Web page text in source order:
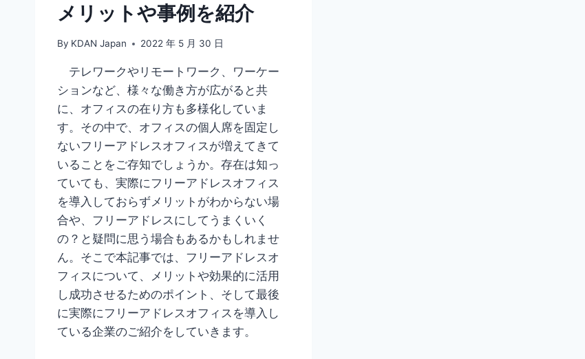
メリットや事例を紹介
By KDAN Japan 2022 年 5 月 30 日
テレワークやリモートワーク、ワーケー
ションなど、様々な働き方が広がると共
に、オフィスの在り方も多様化していま
す。その中で、オフィスの個人席を固定し
ないフリーアドレスオフィスが増えてきて
いることをご存知でしょうか。存在は知っ
ていても、実際にフリーアドレスオフィス
を導入しておらずメリットがわからない場
合や、フリーアドレスにしてうまくいく
の？と疑問に思う場合もあるかもしれませ
ん。そこで本記事では、フリーアドレスオ
フィスについて、メリットや効果的に活用
し成功させるためのポイント、そして最後
に実際にフリーアドレスオフィスを導入し
ている企業のご紹介をしていきます。